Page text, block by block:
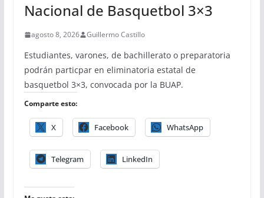
Nacional de Basquetbol 3×3
agosto 8, 2026 Guillermo Castillo
Estudiantes, varones, de bachillerato o preparatoria
podrán particpar en eliminatoria estatal de
basquetbol 3×3, convocada por la BUAP.
Comparte esto:
X Facebook WhatsApp
Telegram LinkedIn